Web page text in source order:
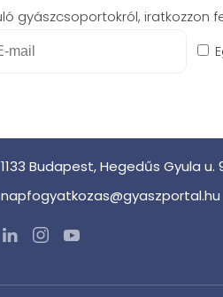
gyászcsoportokról, iratkozzon
1133 Budapest,Hegedűs Gyula u.
napfogyatkozas@gyaszportal.hu